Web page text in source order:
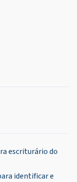
escriturário do
identificar e